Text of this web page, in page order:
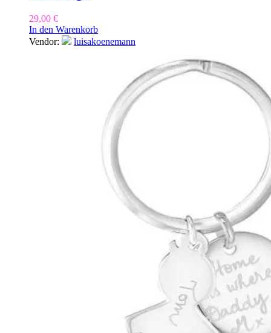
29,00 €
In den Warenkorb
Vendor:
luisakoenemann